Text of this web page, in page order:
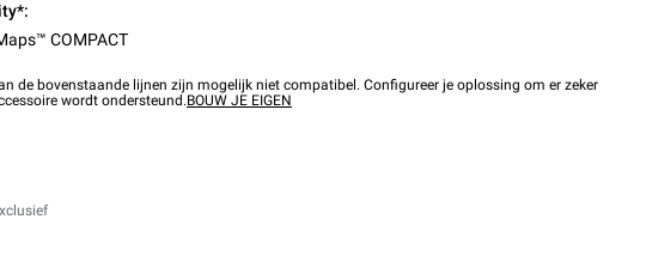
COMPACT
de bovenstaande lijnen zijn mogelijk niet compatibel. Configureer je oplossing om er zeker
wordt ondersteund.BOUW JE EIGEN